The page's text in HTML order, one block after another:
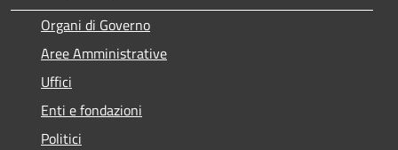
Organi di Governo
Aree Amministrative
Uffici
Enti e fondazioni
Politici